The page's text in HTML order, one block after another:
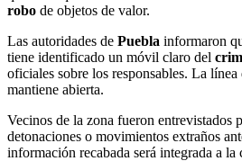
robo de objetos de valor.
Las autoridades de Puebla informaron
tiene identificado un móvil claro del
oficiales sobre los responsables. La
mantiene abierta.
Vecinos de la zona fueron entrevistados
detonaciones o movimientos extraños
información recabada será integrada a la